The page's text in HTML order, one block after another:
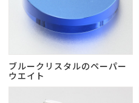
ブルークリスタルのペーパー
ウエイト